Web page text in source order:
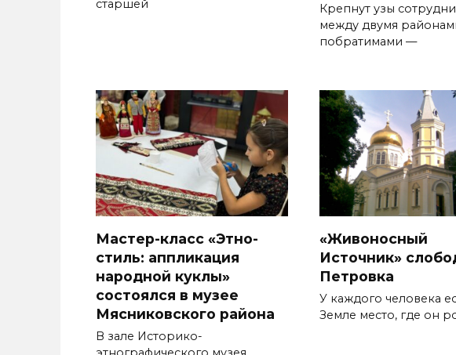
старшей
Крепнут узы
между двумя
побратима­ми —
Мастер-класс «Этно-
стиль: аппликация
народной куклы»
состоялся в музее
Мясниковского района
В зале Историко-
«Живоносный
Источник»
Петровка
У каждого человека
Земле место, где он